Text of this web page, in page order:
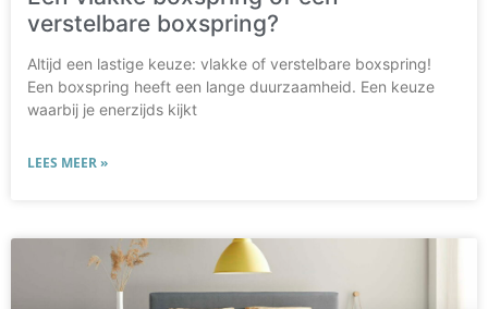
verstelbare boxspring?
Altijd een lastige keuze: vlakke of verstelbare boxspring!
Een boxspring heeft een lange duurzaamheid. Een keuze
waarbij je enerzijds kijkt
LEES MEER »